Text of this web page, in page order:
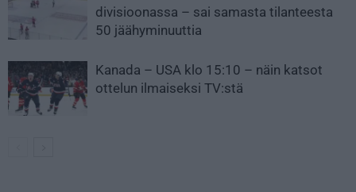
divisioonassa – sai samasta tilanteesta
50 jäähyminuuttia
Kanada – USA klo 15:10 – näin katsot
ottelun ilmaiseksi TV:stä